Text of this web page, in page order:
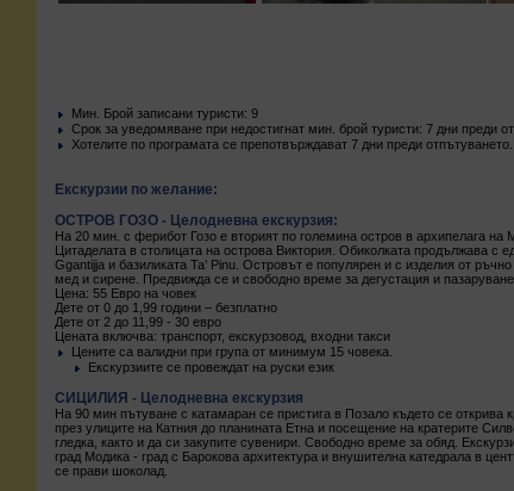
Mин. Брой записани туристи: 9
Срок за уведомяване при недостигнат мин. брой туристи: 7 дни преди
Хотелите по програмата се препотвърждават 7 дни преди отпътуването.
Екскурзии по желание:
ОСТРОВ ГОЗО - Целодневна екскурзия:
На 20 мин. с ферибот Гозо е вторият по големина остров в архипелага
Цитаделата в столицата на острова Виктория. Обиколката продължава с
Ggantijja и базиликата Ta’ Pinu. Островът е популярен и с изделия от
мед и сирене. Предвижда се и свободно време за дегустация и пазаруване.
Цена: 55 Евро на човек
Дете от 0 до 1,99 години – безплатно
Дете от 2 до 11,99 - 30 евро
Цената включва: транспорт, екскурзовод, входни такси
Цените са валидни при група от минимум 15 човека.
Екскурзиите се провеждат на руски език
СИЦИЛИЯ - Целодневна екскурзия
На 90 мин пътуване с катамаран се пристига в Позало където се открива
през улиците на Катния до планината Етна и посещение на кратерите
гледка, както и да си закупите сувенири. Свободно време за обяд.
град Модика - град с Барокова архитектура и внушителна катедрала в
се прави шоколад.